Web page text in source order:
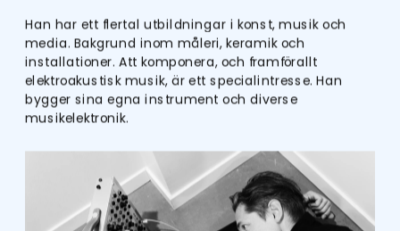
​Han har ett flertal utbildningar i konst, musik och
media. Bakgrund inom måleri, keramik och
installationer. Att komponera, och framförallt
elektroakustisk musik, är ett specialintresse. Han
bygger sina egna instrument och diverse
musikelektronik.